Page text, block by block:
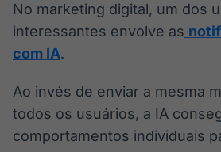
No marketing digital, um dos
interessantes envolve as
com IA.
Ao invés de enviar a mesma
todos os usuários, a IA
comportamentos individuais